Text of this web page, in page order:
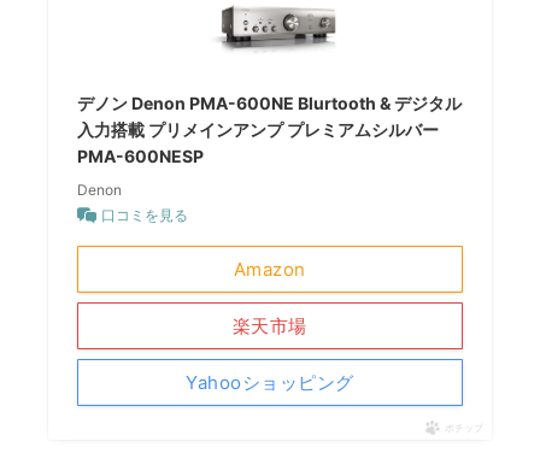
デノン Denon PMA-600NE Blurtooth & デジタル
入力搭載 プリメインアンプ プレミアムシルバー
PMA-600NESP
Denon
口コミを見る
Amazon
楽天市場
Yahooショッピング
ポチップ